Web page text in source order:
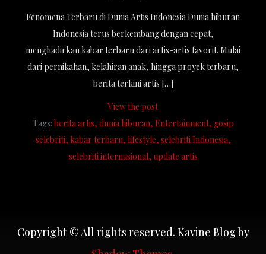
Fenomena Terbaru di Dunia Artis Indonesia Dunia hiburan
Indonesia terus berkembang dengan cepat,
menghadirkan kabar terbaru dari artis-artis favorit. Mulai
dari pernikahan, kelahiran anak, hingga proyek terbaru,
berita terkini artis […]
View the post
Tags: berita artis dunia hiburan Entertainment gosip
selebriti kabar terbaru lifestyle selebriti Indonesia
selebriti internasional update artis
Copyright © All rights reserved. Kavine Blog by